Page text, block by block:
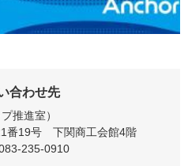
合わせ先
推進室
番19号 下関商工会館4階
235-0910